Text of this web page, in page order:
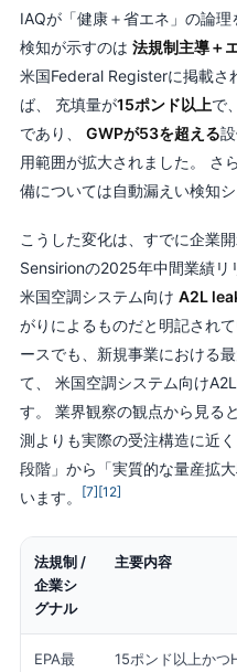
IAQが「健康＋省エネ」の論
検知が示すのは 法規制主導＋
米国Federal Registerに掲載さ
ば、 充填量が15ポンド以上で
であり、 GWPが53を超える
用範囲が拡大されました。 さ
備については自動漏えい検知
こうした変化は、すでに企業
Sensirionの2025年中間業績リ
米国空調システム向け A2L
がりによるものだと明記され
ースでも、新規事業における
て、 米国空調システム向け
す。 業界観察の観点から見る
測よりも実際の受注構造に近
段階」から「実質的な量産拡
います。
[7][12]
法規制 /
企業シ
グナル
主要内容
EPA最
15ポンド以上か